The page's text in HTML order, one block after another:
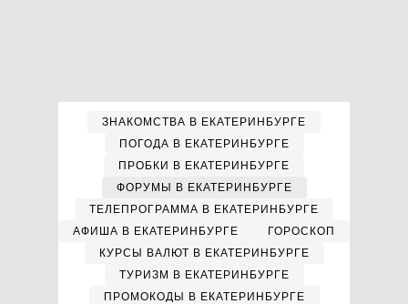
ЗНАКОМСТВА В ЕКАТЕРИНБУРГЕ
ПОГОДА В ЕКАТЕРИНБУРГЕ
ПРОБКИ В ЕКАТЕРИНБУРГЕ
ФОРУМЫ В ЕКАТЕРИНБУРГЕ
ТЕЛЕПРОГРАММА В ЕКАТЕРИНБУРГЕ
АФИША В ЕКАТЕРИНБУРГЕ
ГОРОСКОП
КУРСЫ ВАЛЮТ В ЕКАТЕРИНБУРГЕ
ТУРИЗМ В ЕКАТЕРИНБУРГЕ
ПРОМОКОДЫ В ЕКАТЕРИНБУРГЕ